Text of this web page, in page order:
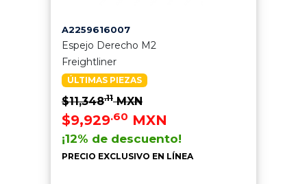
A2259616007
Espejo Derecho M2
Freightliner
ÚLTIMAS PIEZAS
$11,348.11MXN
$9,929.60 MXN
¡12% de descuento!
PRECIO EXCLUSIVO EN LÍNEA